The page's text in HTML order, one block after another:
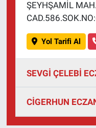
ŞEYHŞAMİL
Yol Tarifi Al
SEVGİ ÇELEBİ
CİGERHUN